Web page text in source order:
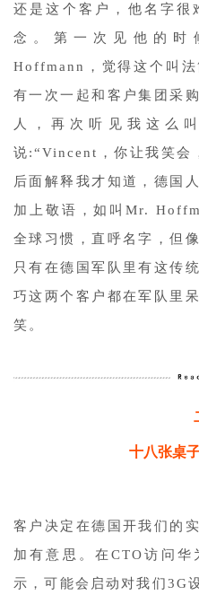
还是这个客户，他名字很
念。第一次见他的时
Hoffmann，觉得这个叫
有一次一起和客户集团采
人，再次听见我这么
说:“Vincent，你让我笑会
后面解释我才知道，德国
加上敬语，如叫Mr.
全球习惯，直呼名字，但
只有在德国军队里有这传
巧这两个客户都在军队里
笑。
十八张桌
客户决定在德国开我们的
加有意思。在CTO访问
示，可能会启动对我们3G